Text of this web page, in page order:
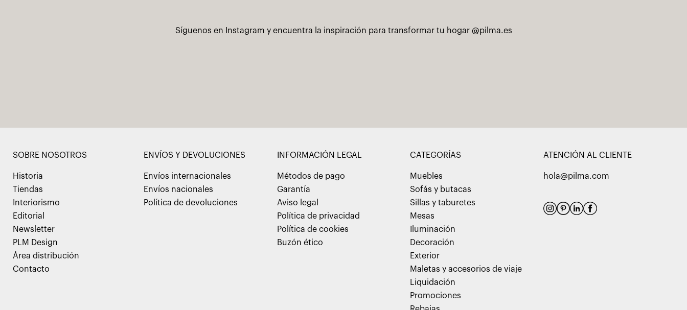
Síguenos en Instagram y encuentra la inspiración para transformar tu hogar @pilma.es
SOBRE NOSOTROS
Historia
Tiendas
Interiorismo
Editorial
Newsletter
PLM Design
Área distribución
Contacto
ENVÍOS Y DEVOLUCIONES
Envíos internacionales
Envíos nacionales
Política de devoluciones
INFORMACIÓN LEGAL
Métodos de pago
Garantía
Aviso legal
Política de privacidad
Política de cookies
Buzón ético
CATEGORÍAS
Muebles
Sofás y butacas
Sillas y taburetes
Mesas
Iluminación
Decoración
Exterior
Maletas y accesorios de viaje
Liquidación
Promociones
ATENCIÓN AL CLIENTE
hola@pilma.com